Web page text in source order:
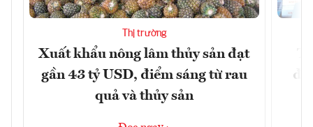
Thị trường
Xuất khẩu nông lâm thủy sản đạt
gần 43 tỷ USD, điểm sáng từ rau
quả và thủy sản